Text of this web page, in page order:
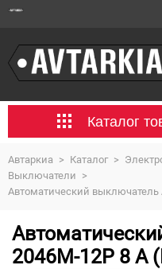
Каталог
Автаркиа > Каталог >
Выключатели >
Автоматический
2046М-12Р 8 А